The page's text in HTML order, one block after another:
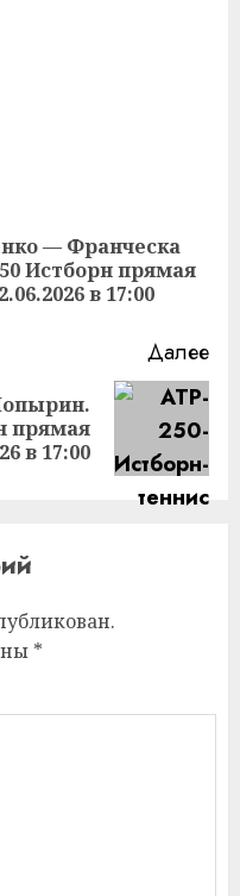
— Франческа
Истборн прямая
в 17:00
Далее
прямая
в 17:00
*